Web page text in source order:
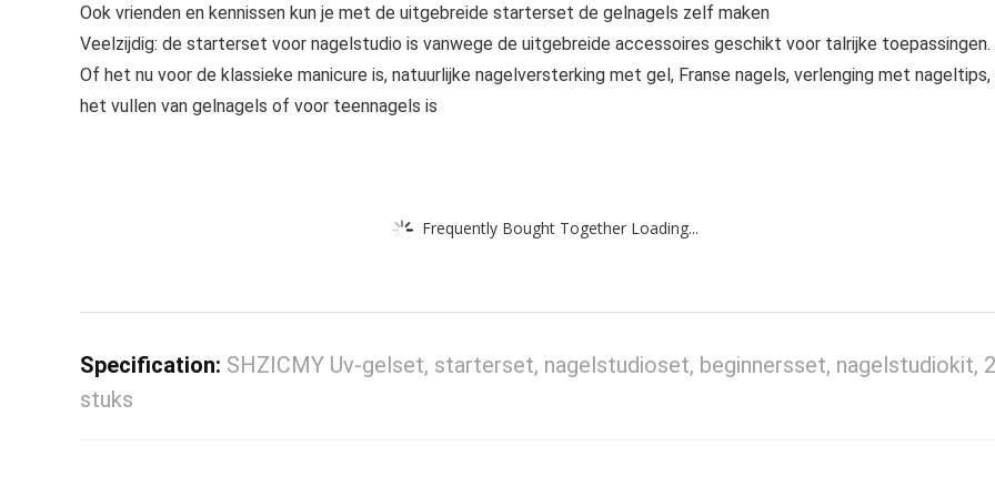
Ook vrienden en kennissen kun je met de uitgebreide starterset de gelnagels zelf maken
Veelzijdig: de starterset voor nagelstudio is vanwege de uitgebreide accessoires geschikt voor talrijke toepassingen.
Of het nu voor de klassieke manicure is, natuurlijke nagelversterking met gel, Franse nagels, verlenging met nageltips,
het vullen van gelnagels of voor teennagels is
Frequently Bought Together Loading...
Specification: SHZICMY Uv-gelset, starterset, nagelstudioset, beginnersset, nagelstudiokit,
stuks